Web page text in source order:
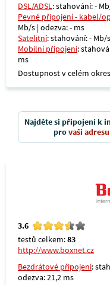
DSL/ADSL: stahování: -
Pevné připojení - kabel/
Mb/s | odezva: - ms
Satelitní: stahování: - Mb/
Mobilní připojení:
ms
Dostupnost v celém
Najděte si připojení k
provaši adresu
3.6
testů celkem:83
http://www.boxnet.cz
Bezdrátové připojení:
odezva: 21,2 ms